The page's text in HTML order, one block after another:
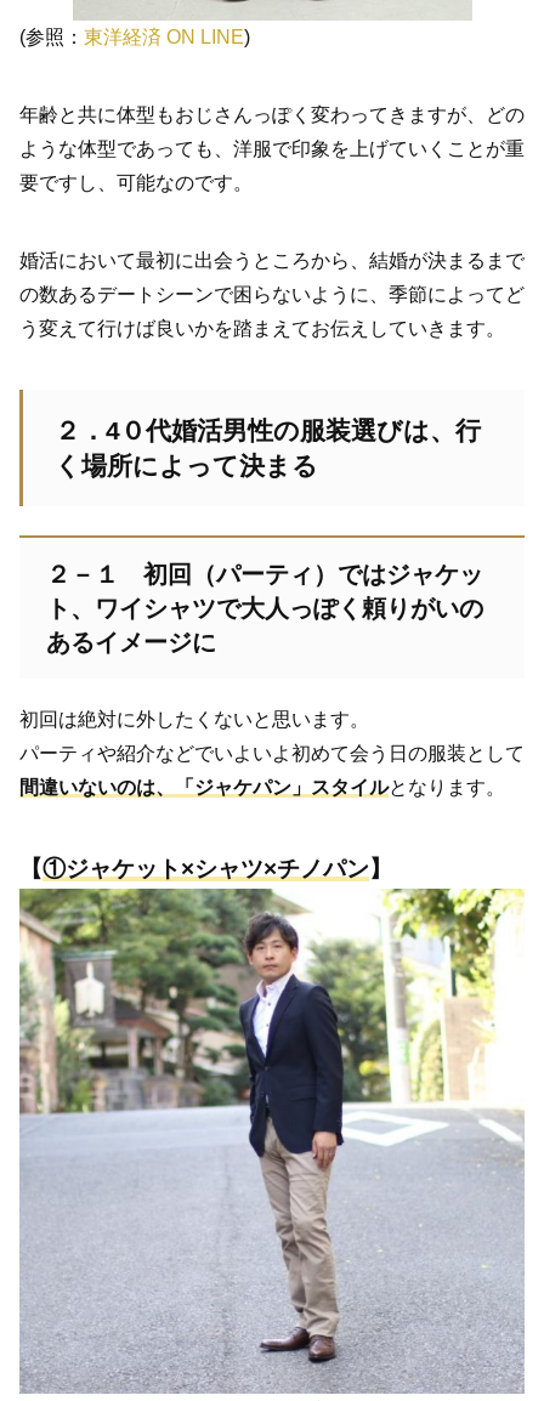
(参照： 東洋経済 ON LINE)
年齢と共に体型もおじさんっぽく変わってきますが、どの
ような体型であっても、洋服で印象を上げていくことが重
要ですし、可能なのです。
婚活において最初に出会うところから、結婚が決まるまで
の数あるデートシーンで困らないように、季節によってど
う変えて行けば良いかを踏まえてお伝えしていきます。
２．4０代婚活男性の服装選びは、行
く場所によって決まる
２－１ 初回（パーティ）ではジャケッ
ト、ワイシャツで大人っぽく頼りがいの
あるイメージに
初回は絶対に外したくないと思います。
パーティや紹介などでいよいよ初めて会う日の服装として
間違いないのは、「ジャケパン」スタイルとなります。
【①ジャケット×シャツ×チノパン】